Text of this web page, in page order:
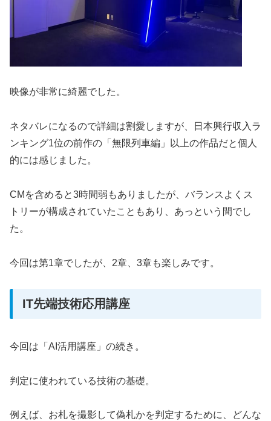
映像が非常に綺麗でした。
ネタバレになるので詳細は割愛しますが、日本興行収入ラ
ンキング1位の前作の「無限列車編」以上の作品だと個人
的には感じました。
CMを含めると3時間弱もありましたが、バランスよくス
トリーが構成されていたこともあり、あっという間でし
た。
今回は第1章でしたが、2章、3章も楽しみです。
IT先端技術応用講座
今回は「AI活用講座」の続き。
判定に使われている技術の基礎。
例えば、お札を撮影して偽札かを判定するために、どんな